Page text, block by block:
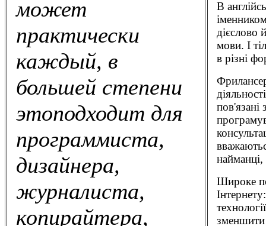
может
практически
каждый, в
большей степени
этоподходит для
программиста,
дизайнера,
журналиста,
копирайтера,
В
дієслово
мови. І
в різні
пов'язані
найманці,
Широке
зменшити